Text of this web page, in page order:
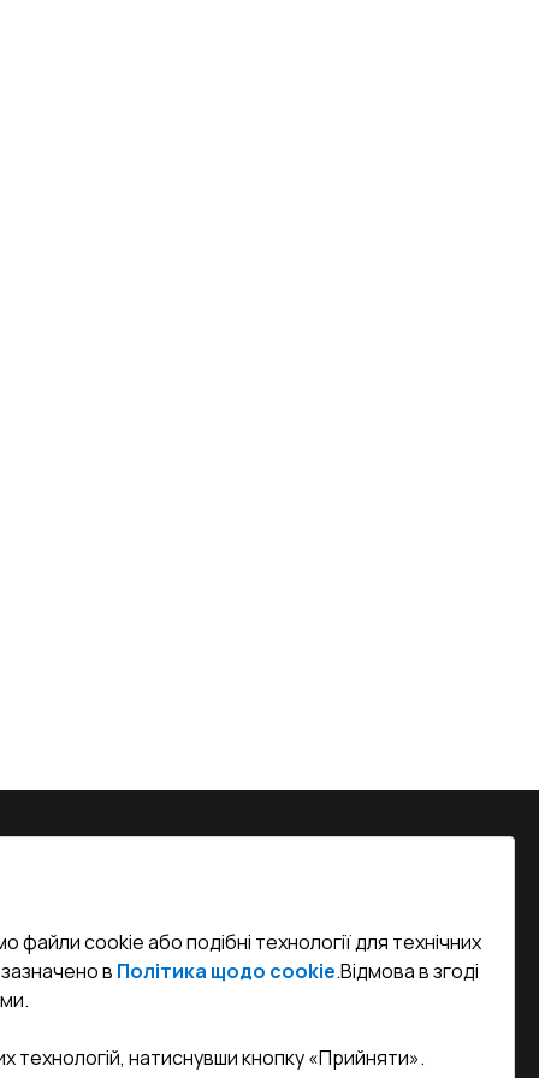
cookie або подібні технології для технічних
в Політика щодо cookie.Відмова в згоді
технологій, натиснувши кнопку «Прийняти».